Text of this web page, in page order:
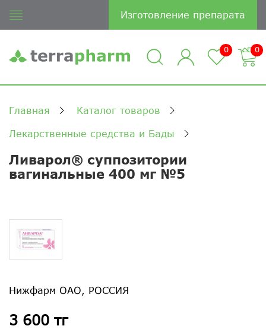
Изготовление препарата
0 0
Главная Каталог товаров
Лекарственные средства и Бады
Ливарол® суппозитории
вагинальные 400 мг №5
Нижфарм ОАО, РОССИЯ
3 600 тг